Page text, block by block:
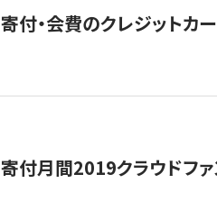
寄付・会費のクレジットカ
寄付月間2019クラウドフ